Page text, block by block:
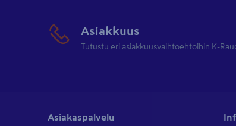
Asiakkuus
Tutustu eri asiakkuusvaihtoehtoihin K-
Asiakaspalvelu